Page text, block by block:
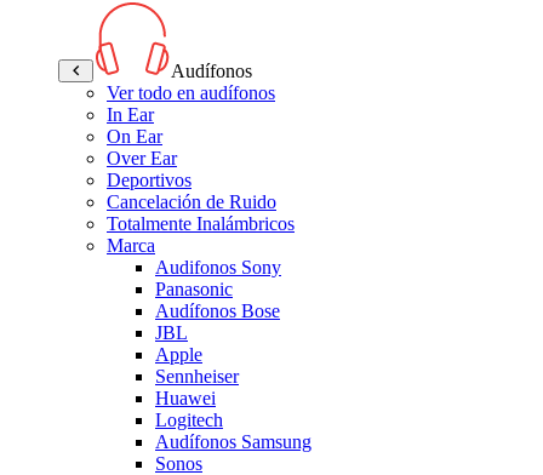
Audífonos
Ver todo en audífonos
In Ear
On Ear
Over Ear
Deportivos
Cancelación de Ruido
Totalmente Inalámbricos
Marca
Audifonos Sony
Panasonic
Audífonos Bose
JBL
Apple
Sennheiser
Huawei
Logitech
Audífonos Samsung
Sonos